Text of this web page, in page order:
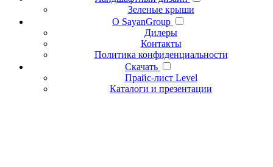
Зеленые крыши
О SayanGroup
Дилеры
Контакты
Политика конфиденциальности
Скачать
Прайс-лист Level
Каталоги и презентации